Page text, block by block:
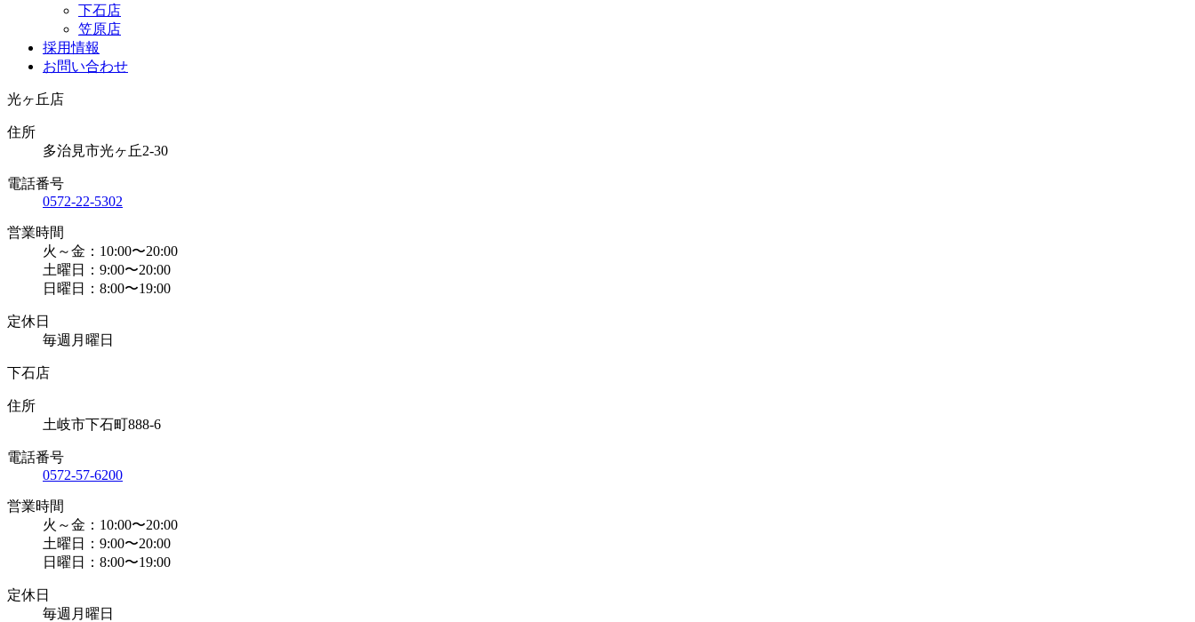
下石店
笠原店
採用情報
お問い合わせ
光ヶ丘店
住所
多治見市光ヶ丘2-30
電話番号
0572-22-5302
営業時間
火～金：10:00〜20:00
土曜日：9:00〜20:00
日曜日：8:00〜19:00
定休日
毎週月曜日
下石店
住所
土岐市下石町888-6
電話番号
0572-57-6200
営業時間
火～金：10:00〜20:00
土曜日：9:00〜20:00
日曜日：8:00〜19:00
定休日
毎週月曜日